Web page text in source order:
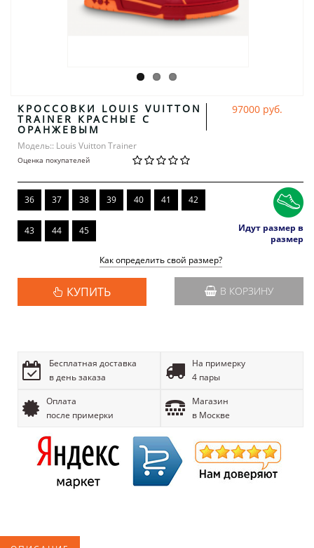
КРОССОВКИ LOUIS VUITTON
TRAINER КРАСНЫЕ С
ОРАНЖЕВЫМ
Модель:: Louis Vuitton Trainer
Оценка покупателей
97000 руб.
36 37 38 39 40 41 42
43 44 45
Идут размер в
размер
Как определить свой размер?
КУПИТЬ В КОРЗИНУ
Бесплатная доставка
в день заказа
На примерку
4 пары
Оплата
после примерки
Магазин
в Москве